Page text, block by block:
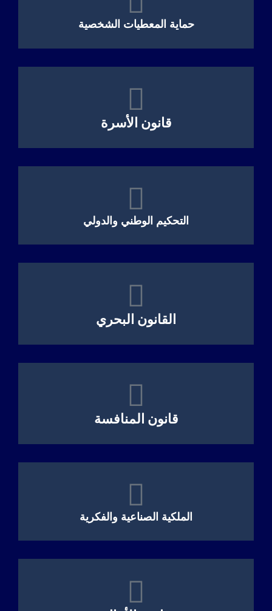
حماية المعطيات الشخصية
قانون الأسرة
التحكيم الوطني والدولي
القانون البحري
قانون المنافسة
الملكية الصناعية والفكرية